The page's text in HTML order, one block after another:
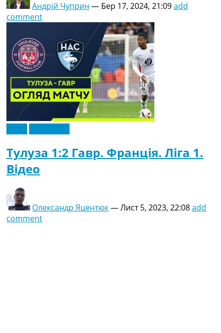
Андрій Чуприн — Бер 17, 2024, 21:09add
comment
Тулуза 1:2 Гавр. Франція. Ліга 1.
Відео
Олександр Яцентюк—Лист 5, 2023, 22:08add
comment